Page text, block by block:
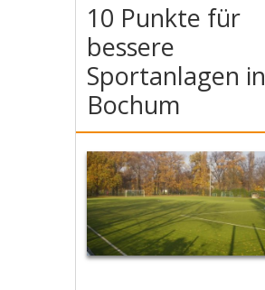
10 Punkte für
bessere
Sportanlagen in
Bochum